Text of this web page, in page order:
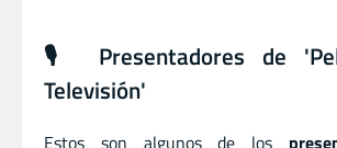
️🎙️ Presentadores de
Televisión'